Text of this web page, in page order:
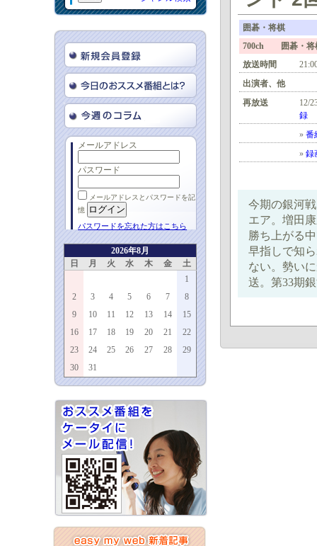
メールアドレス
パスワード
メールアドレスとパスワードを記
憶
パスワードを忘れた方はこちら
2026年8月
日
月 火 水 木 金
土
1
2
3 4 5 6 7
8
9
10 11 12 13 14
15
16
17 18 19 20 21
22
23
24 25 26 27 28
29
30
31
囲碁・将棋
700ch 囲碁・将
放送時間
出演者、他
再放送
12/
録
» 番
» 録
今期の銀河
エア。増田
勝ち上がる
早指しで知
ない。勢い
送。第33期